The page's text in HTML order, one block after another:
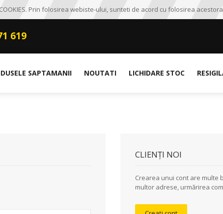
Prin folosirea webiste-ului, sunteti de acord cu folosirea
619
SAPTAMANII NOUTATI LICHIDARE STOC
CLIENȚI NOI
Crearea unui cont are multe
multor adrese, urmărirea